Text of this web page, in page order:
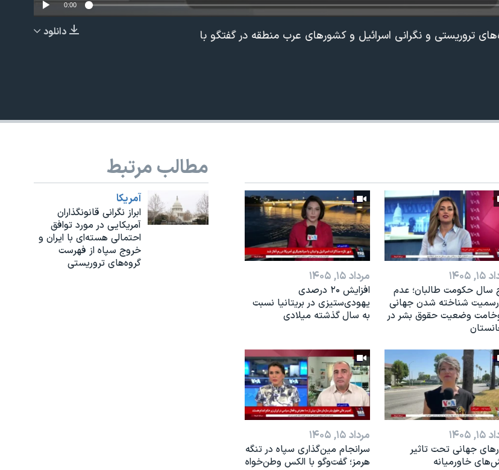
EMBED
0:00
دانلود
تروریستی و نگرانی اسرائیل و کشورهای عرب منطقه در گفتگو با
مطالب مرتبط
آمريکا
ابراز نگرانی قانونگذاران
آمریکایی در مورد توافق
احتمالی هسته‌ای با ایران و
خروج سپاه از فهرست
گروه‌های تروریستی
۱۴۰۵
سال حکومت طالبان؛ عدم
رسمیت شناخته شدن جهانی
وضعیت حقوق بشر در
مرداد ۱۵, ۱۴۰۵
افزایش ۲۰ درصدی
یهودی‌ستیزی در بریتانیا نسبت
به سال گذشته میلادی
۱۴۰۵
جهانی تحت تاثیر
خاورمیانه
مرداد ۱۵, ۱۴۰۵
سرانجام مین‌گذاری‌ سپاه در تنگه
هرمز؛ گفت‌وگو با الکس وطن‌خواه